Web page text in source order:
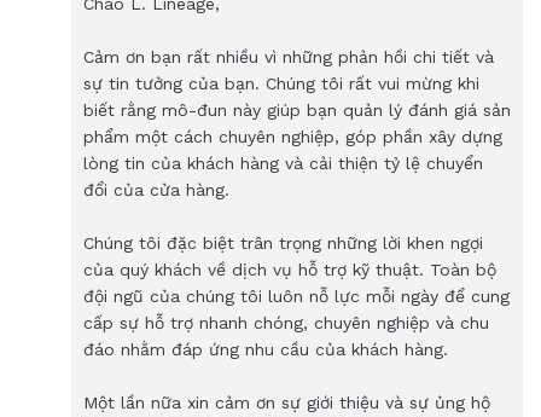
Cảm ơn bạn rất nhiều vì những phản hồi chi tiết và
sự tin tưởng của bạn. Chúng tôi rất vui mừng khi
biết rằng mô-đun này giúp bạn quản lý đánh giá sản
phẩm một cách chuyên nghiệp, góp phần xây dựng
lòng tin của khách hàng và cải thiện tỷ lệ chuyển
đổi của cửa hàng.
Chúng tôi đặc biệt trân trọng những lời khen ngợi
của quý khách về dịch vụ hỗ trợ kỹ thuật. Toàn bộ
đội ngũ của chúng tôi luôn nỗ lực mỗi ngày để cung
cấp sự hỗ trợ nhanh chóng, chuyên nghiệp và chu
đáo nhằm đáp ứng nhu cầu của khách hàng.
Một lần nữa xin cảm ơn sự giới thiệu và sự ủng hộ